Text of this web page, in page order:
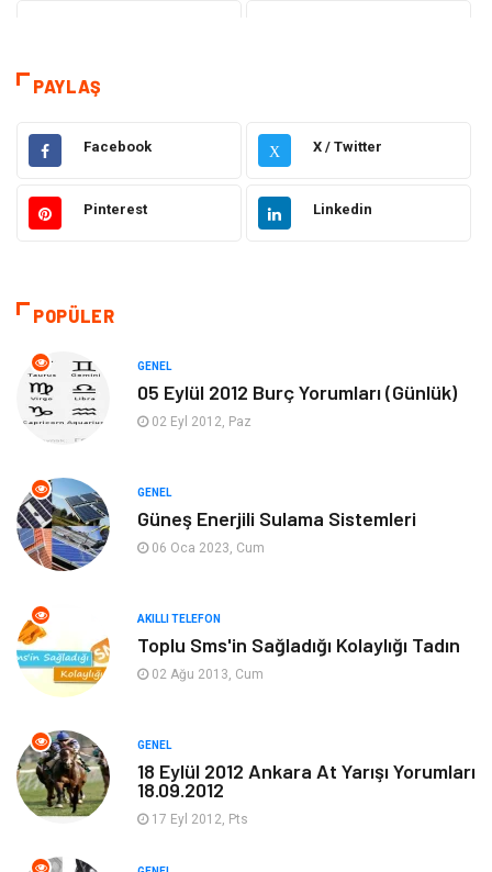
Dünya'dan Haberler
Müzik İnternet
Ülkemizden Haberler Politika & Siyaset
Akıllı Telefon
Soru-Cevap
Ekonomi
Elektrik Elektronik
Tanıtıcı Reklam Alışveriş
Dekorasyon Tatil
Makine
Güzellik & Bakım
Organizasyon
Hizmet
PAYLAŞ
Facebook X X / Twitter
Pinterest Linkedin
POPÜLER
GENEL
05 Eylül 2012 Burç Yorumları (Günlük)
02 Eyl 2012, Paz
GENEL
Güneş Enerjili Sulama Sistemleri
06 Oca 2023, Cum
AKILLI TELEFON
Toplu Sms'in Sağladığı Kolaylığı Tadın
02 Ağu 2013, Cum
GENEL
18 Eylül 2012 Ankara At Yarışı Yorumları
18.09.2012
17 Eyl 2012, Pts